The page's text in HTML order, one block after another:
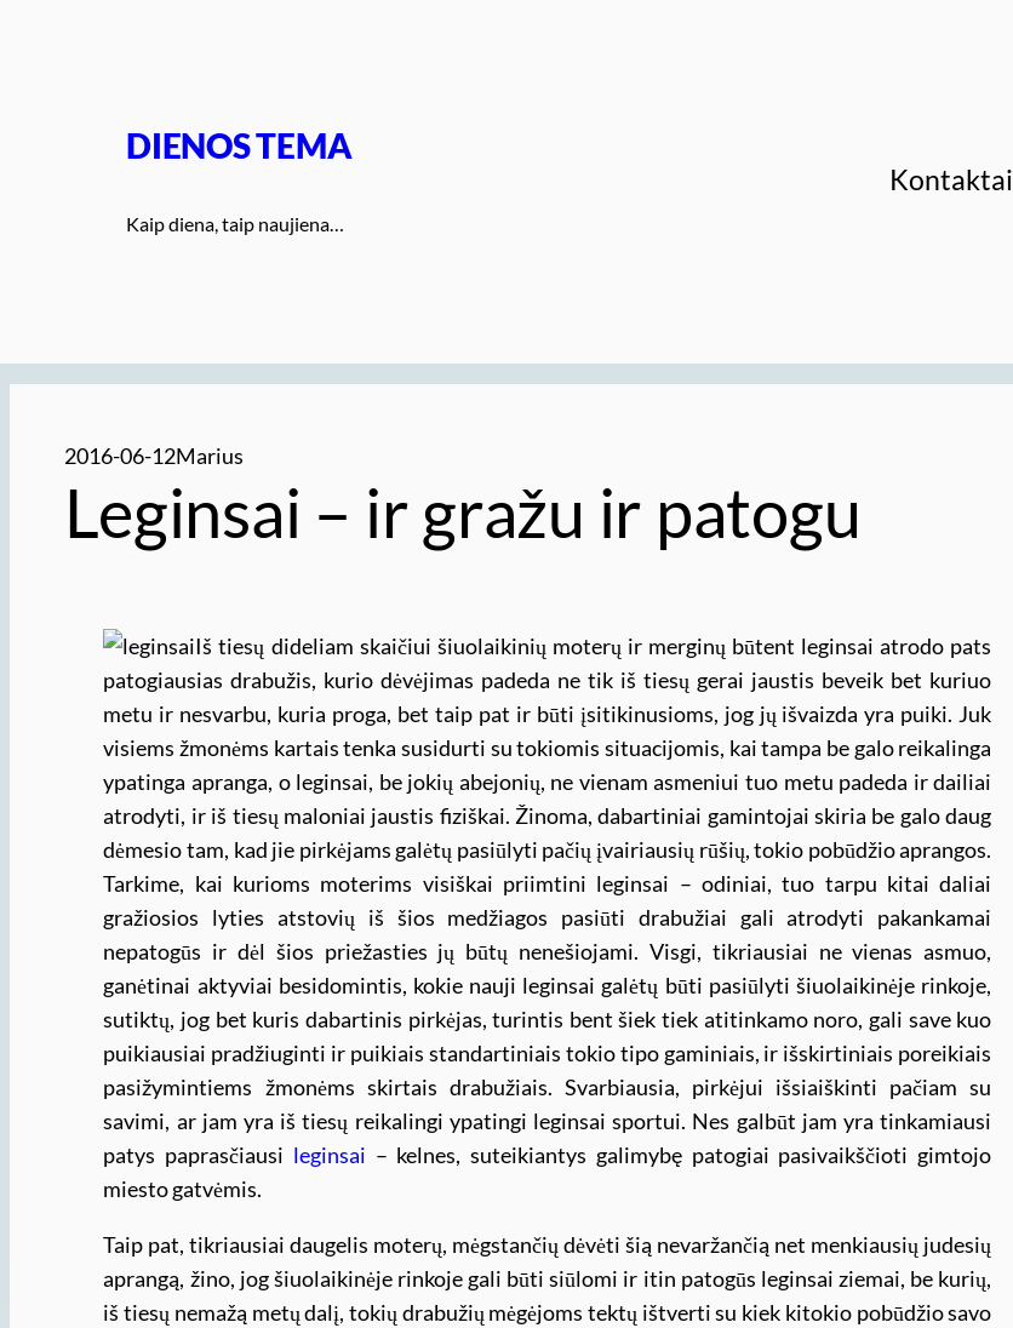
DIENOS TEMA
Kaip diena, taip naujiena…
Kontaktai
2016-06-12Marius
Leginsai – ir gražu ir patogu
Iš tiesų dideliam skaičiui šiuolaikinių moterų ir merginų būtent leginsai atrodo pats
patogiausias drabužis, kurio dėvėjimas padeda ne tik iš tiesų gerai jaustis beveik bet kuriuo
metu ir nesvarbu, kuria proga, bet taip pat ir būti įsitikinusioms, jog jų išvaizda yra puiki. Juk
visiems žmonėms kartais tenka susidurti su tokiomis situacijomis, kai tampa be galo reikalinga
ypatinga apranga, o leginsai, be jokių abejonių, ne vienam asmeniui tuo metu padeda ir dailiai
atrodyti, ir iš tiesų maloniai jaustis fiziškai. Žinoma, dabartiniai gamintojai skiria be galo daug
dėmesio tam, kad jie pirkėjams galėtų pasiūlyti pačių įvairiausių rūšių, tokio pobūdžio aprangos.
Tarkime, kai kurioms moterims visiškai priimtini leginsai – odiniai, tuo tarpu kitai daliai
gražiosios lyties atstovių iš šios medžiagos pasiūti drabužiai gali atrodyti pakankamai
nepatogūs ir dėl šios priežasties jų būtų nenešiojami. Visgi, tikriausiai ne vienas asmuo,
ganėtinai aktyviai besidomintis, kokie nauji leginsai galėtų būti pasiūlyti šiuolaikinėje rinkoje,
sutiktų, jog bet kuris dabartinis pirkėjas, turintis bent šiek tiek atitinkamo noro, gali save kuo
puikiausiai pradžiuginti ir puikiais standartiniais tokio tipo gaminiais, ir išskirtiniais poreikiais
pasižymintiems žmonėms skirtais drabužiais. Svarbiausia, pirkėjui išsiaiškinti pačiam su
savimi, ar jam yra iš tiesų reikalingi ypatingi leginsai sportui. Nes galbūt jam yra tinkamiausi
patys paprasčiausi leginsai – kelnes, suteikiantys galimybę patogiai pasivaikščioti gimtojo
miesto gatvėmis.
Taip pat, tikriausiai daugelis moterų, mėgstančių dėvėti šią nevaržančią net menkiausių judesių
aprangą, žino, jog šiuolaikinėje rinkoje gali būti siūlomi ir itin patogūs leginsai ziemai, be kurių,
iš tiesų nemažą metų dalį, tokių drabužių mėgėjoms tektų ištverti su kiek kitokio pobūdžio savo